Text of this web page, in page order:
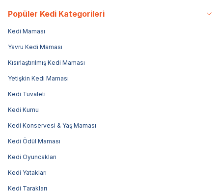
Popüler Kedi Kategorileri
Kedi Maması
Yavru Kedi Maması
Kısırlaştırılmış Kedi Maması
Yetişkin Kedi Maması
Kedi Tuvaleti
Kedi Kumu
Kedi Konservesi & Yaş Maması
Kedi Ödül Maması
Kedi Oyuncakları
Kedi Yatakları
Kedi Tarakları